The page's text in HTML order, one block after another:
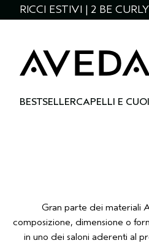
RICCI ESTIVI | 2 BE
BESTSELLERCAPELLI E
Gran parte dei materiali
composizione, dimensione o
in uno dei saloni aderenti al